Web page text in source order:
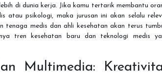
di dunia kerja. Jika kamu tertarik membantu
atau psikologi, maka jurusan ini akan selalu
tenaga medis dan ahli kesehatan akan terus
tren kesehatan baru dan teknologi medis
Multimedia: